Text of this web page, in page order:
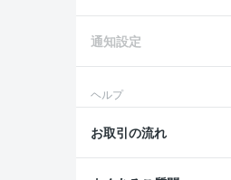
通知設定
ヘルプ
お取引の流れ